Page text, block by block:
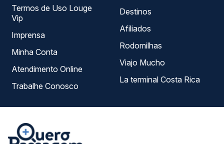
Termos de Uso Louge
Vip
Imprensa
Minha Conta
Atendimento Online
Trabalhe Conosco
Destinos
Afiliados
Rodomilhas
Viajo Mucho
La terminal Costa Rica